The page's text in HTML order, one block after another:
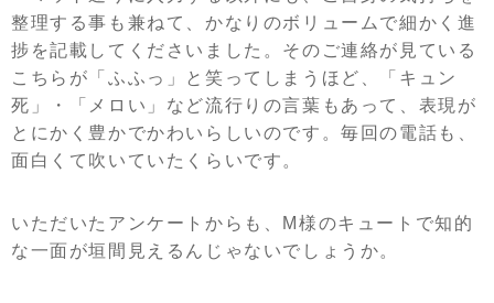
整理する事も兼ねて、かなりのボリュームで細かく進
捗を記載してくださいました。そのご連絡が見ている
こちらが「ふふっ」と笑ってしまうほど、「キュン
死」・「メロい」など流行りの言葉もあって、表現が
とにかく豊かでかわいらしいのです。毎回の電話も、
面白くて吹いていたくらいです。
いただいたアンケートからも、M様のキュートで知的
な一面が垣間見えるんじゃないでしょうか。